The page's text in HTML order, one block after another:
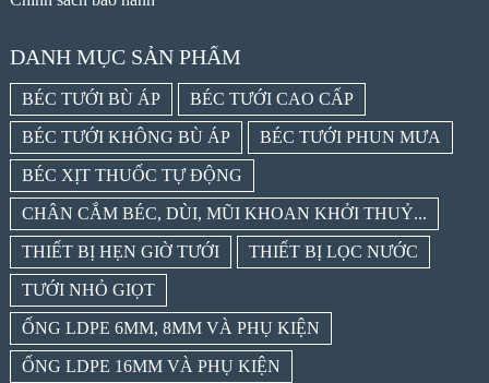
DANH MỤC SẢN PHẨM
BÉC TƯỚI BÙ ÁP BÉC TƯỚI CAO CẤP
BÉC TƯỚI KHÔNG BÙ ÁP BÉC TƯỚI PHUN MƯA
BÉC XỊT THUỐC TỰ ĐỘNG
CHÂN CẮM BÉC, DÙI, MŨI KHOAN KHỞI THUỶ...
THIẾT BỊ HẸN GIỜ TƯỚI THIẾT BỊ LỌC NƯỚC
TƯỚI NHỎ GIỌT
ỐNG LDPE 6MM, 8MM VÀ PHỤ KIỆN
ỐNG LDPE 16MM VÀ PHỤ KIỆN